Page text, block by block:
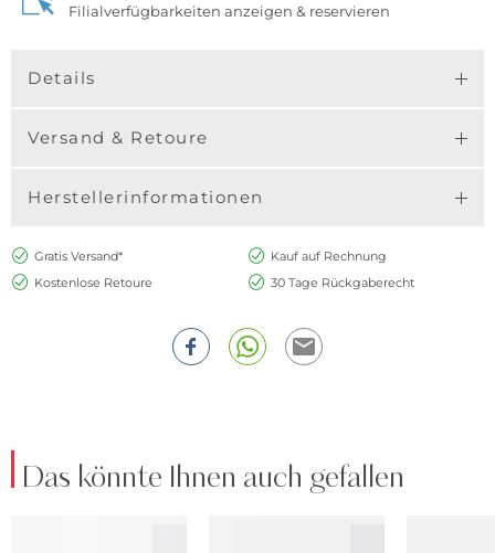
Filialverfügbarkeiten anzeigen & reservieren
Details
Versand & Retoure
Herstellerinformationen
Gratis Versand*
Kauf auf Rechnung
Kostenlose Retoure
30 Tage Rückgaberecht
Das könnte Ihnen auch gefallen